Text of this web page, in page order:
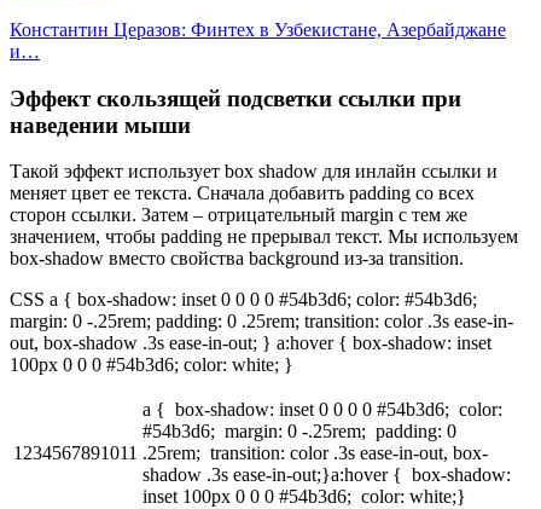
Константин Церазов: Финтех в Узбекистане, Азербайджане
и…
Эффект скользящей подсветки ссылки при
наведении мыши
Такой эффект использует box shadow для инлайн ссылки и
меняет цвет ее текста. Сначала добавить padding со всех
сторон ссылки. Затем – отрицательный margin с тем же
значением, чтобы padding не прерывал текст. Мы используем
box-shadow вместо свойства background из-за transition.
CSS a { box-shadow: inset 0 0 0 0 #54b3d6; color: #54b3d6;
margin: 0 -.25rem; padding: 0 .25rem; transition: color .3s ease-in-
out, box-shadow .3s ease-in-out; } a:hover { box-shadow: inset
100px 0 0 0 #54b3d6; color: white; }
1234567891011
a { box-shadow: inset 0 0 0 0 #54b3d6; color:
#54b3d6; margin: 0 -.25rem; padding: 0
.25rem; transition: color .3s ease-in-out, box-
shadow .3s ease-in-out;}a:hover { box-shadow:
inset 100px 0 0 0 #54b3d6; color: white;}